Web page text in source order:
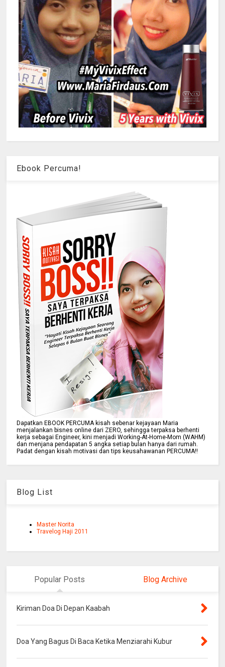
Ebook Percuma!
Dapatkan EBOOK PERCUMA kisah sebenar kejayaan Maria
menjalankan bisnes online dari ZERO, sehingga terpaksa berhenti
kerja sebagai Engineer, kini menjadi Working-At-Home-Mom (WAHM)
dan menjana pendapatan 5 angka setiap bulan hanya dari rumah.
Padat dengan kisah motivasi dan tips keusahawanan PERCUMA!!
Blog List
Master Norita
Travelog Haji 2011
Popular Posts Blog Archive
Kiriman Doa Di Depan Kaabah
Doa Yang Bagus Di Baca Ketika Menziarahi Kubur